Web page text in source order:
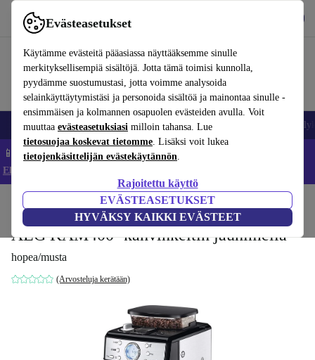
Evästeasetukset
Käytämme evästeitä pääasiassa näyttääksemme sinulle
merkityksellisempiä sisältöjä. Jotta tämä toimisi kunnolla,
pyydämme suostumustasi, jotta voimme analysoida
selainkäyttäytymistäsi ja personoida sisältöä ja mainontaa sinulle -
ensimmäisen ja kolmannen osapuolen evästeiden avulla. Voit
muuttaa evästeasetuksiasi milloin tahansa. Lue
tietosuojaa koskevat tietomme. Lisäksi voit lukea
tietojenkäsittelijän evästekäytännön.
Rajoitettu käyttö
EVÄSTEASETUKSET
HYVÄKSY KAIKKI EVÄSTEET
Käytä refurbed-palvelua nopeasti ja helposti
Matkapuhelimet ja älypuhelimet Kannettavat tietokoneet
📱 Säästä 5 % LISÄÄ iPhoneista – Koodi: IPHONEDEAL –
Ehdot ja säännöt
Juomat Kahvi
AEG KAM400 -kahvinkeitin jauhimella
hopea/musta
(Arvosteluja kerätään)